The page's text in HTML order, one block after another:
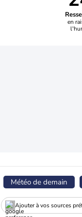
en
Météo de demain
Ajouter à vos sources